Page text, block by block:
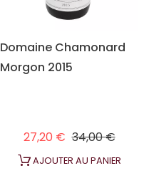
Domaine Chamonard
Morgon 2015
27,20 € Prix habituel
34,00 €Prix
AJOUTER AU PANIER